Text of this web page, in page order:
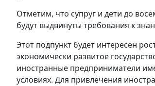
Отметим, что супруг и дети до
будут выдвинуты требования к
Этот подпункт будет интересен
экономически развитое
иностранные предприниматели
условиях. Для привлечения